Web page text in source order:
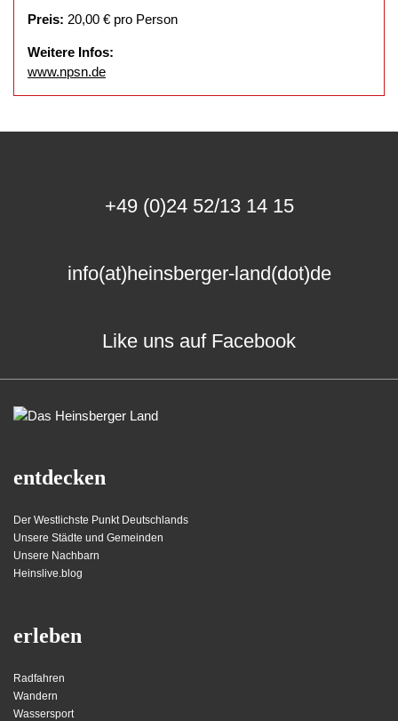
Preis: 20,00 € pro Person
Weitere Infos:
www.npsn.de
+49 (0)24 52/13 14 15
info(at)heinsberger-land(dot)de
Like uns auf Facebook
entdecken
Der Westlichste Punkt Deutschlands
Unsere Städte und Gemeinden
Unsere Nachbarn
Heinslive.blog
erleben
Radfahren
Wandern
Wassersport